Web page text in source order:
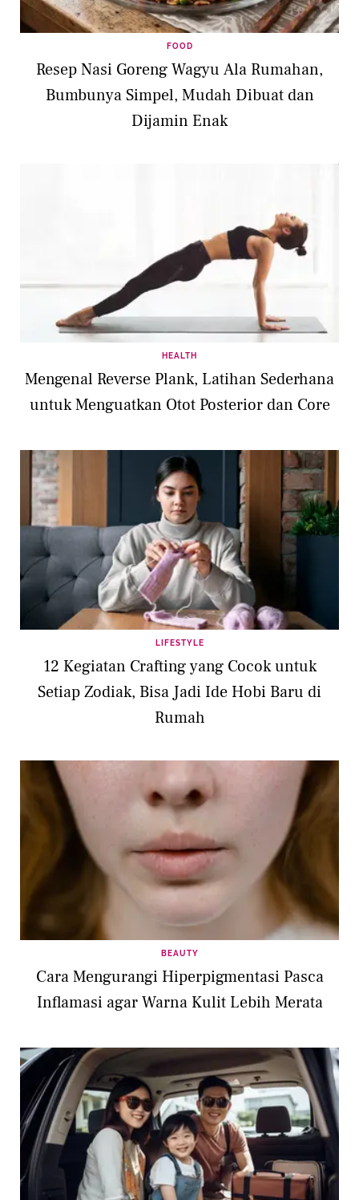
FOOD
Resep Nasi Goreng Wagyu Ala Rumahan,
Bumbunya Simpel, Mudah Dibuat dan
Dijamin Enak
HEALTH
Mengenal Reverse Plank, Latihan Sederhana
untuk Menguatkan Otot Posterior dan Core
LIFESTYLE
12 Kegiatan Crafting yang Cocok untuk
Setiap Zodiak, Bisa Jadi Ide Hobi Baru di
Rumah
BEAUTY
Cara Mengurangi Hiperpigmentasi Pasca
Inflamasi agar Warna Kulit Lebih Merata